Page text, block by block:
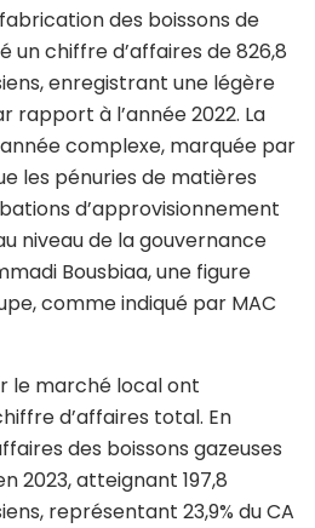
des boissons de
un chiffre d’affaires de 826,8
enregistrant une légère
rapport à l’année 2022. La
complexe, marquée par
les pénuries de matières
d’approvisionnement
niveau de la gouvernance
Bousbiaa, une figure
comme indiqué par MAC
le marché local ont
d’affaires total. En
des boissons gazeuses
2023, atteignant 197,8
représentant 23,9% du CA